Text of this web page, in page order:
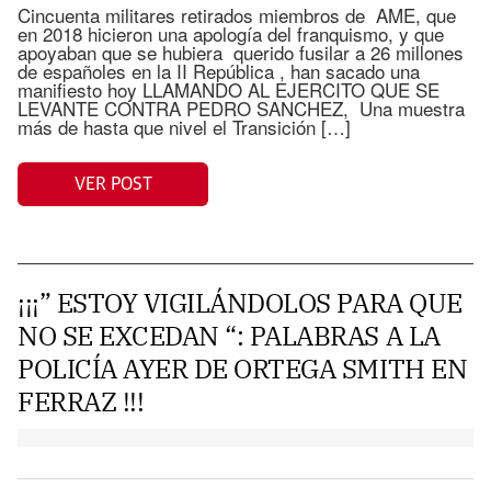
Cincuenta militares retirados miembros de AME, que
en 2018 hicieron una apología del franquismo, y que
apoyaban que se hubiera querido fusilar a 26 millones
de españoles en la II República , han sacado una
manifiesto hoy LLAMANDO AL EJERCITO QUE SE
LEVANTE CONTRA PEDRO SANCHEZ, Una muestra
más de hasta que nivel el Transición […]
VER POST
¡¡¡” ESTOY VIGILÁNDOLOS PARA QUE
NO SE EXCEDAN “: PALABRAS A LA
POLICÍA AYER DE ORTEGA SMITH EN
FERRAZ !!!